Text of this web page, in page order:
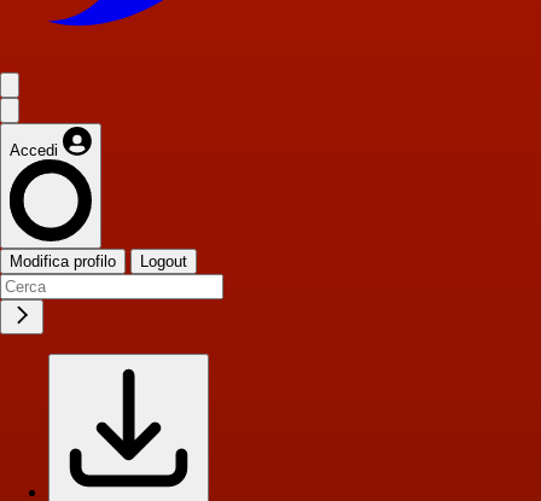
Accedi
Modifica profilo Logout